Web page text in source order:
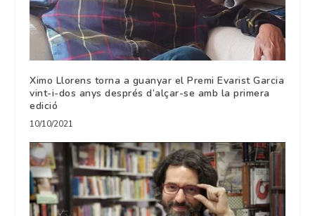
Ximo Llorens torna a guanyar el Premi Evarist Garcia
vint-i-dos anys després d’alçar-se amb la primera
edició
10/10/2021